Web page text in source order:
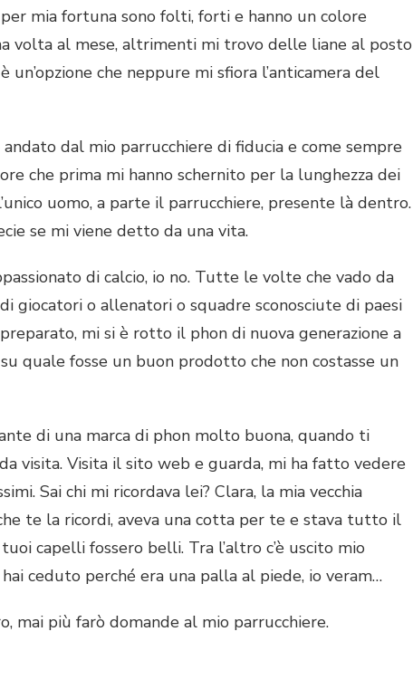
mia fortuna sono folti, forti e hanno un colore
volta al mese, altrimenti mi trovo delle liane al posto
che neppure mi sfiora l’anticamera del
andato dal mio parrucchiere di fiducia e come sempre
che prima mi hanno schernito per la lunghezza dei
uomo, a parte il parrucchiere, presente là dentro.
se mi viene detto da una vita.
di calcio, io no. Tutte le volte che vado da
giocatori o allenatori o squadre sconosciute di paesi
mi si è rotto il phon di nuova generazione a
quale fosse un buon prodotto che non costasse un
di una marca di phon molto buona, quando ti
visita. Visita il sito web e guarda, mi ha fatto vedere
Sai chi mi ricordava lei? Clara, la mia vecchia
te la ricordi, aveva una cotta per te e stava tutto il
capelli fossero belli. Tra l’altro c’è uscito mio
ceduto perché era una palla al piede, io veram…
mai più farò domande al mio parrucchiere.